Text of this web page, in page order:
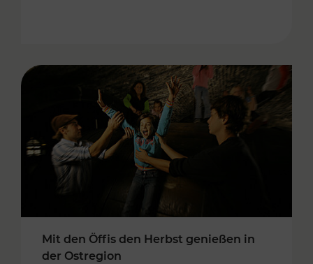
Mit den Öffis den Herbst genießen in
der Ostregion